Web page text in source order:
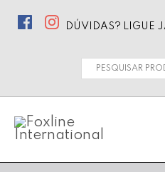
DÚVIDAS? LIGUE
Pesquisar